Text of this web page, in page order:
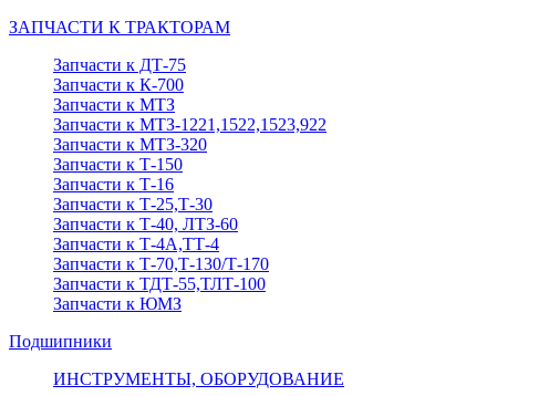
ЗАПЧАСТИ К ТРАКТОРАМ
Запчасти к ДТ-75
Запчасти к К-700
Запчасти к МТЗ
Запчасти к МТЗ-1221,1522,1523,922
Запчасти к МТЗ-320
Запчасти к Т-150
Запчасти к Т-16
Запчасти к Т-25,Т-30
Запчасти к Т-40, ЛТЗ-60
Запчасти к Т-4А,ТТ-4
Запчасти к Т-70,Т-130/Т-170
Запчасти к ТДТ-55,ТЛТ-100
Запчасти к ЮМЗ
Подшипники
ИНСТРУМЕНТЫ, ОБОРУДОВАНИЕ